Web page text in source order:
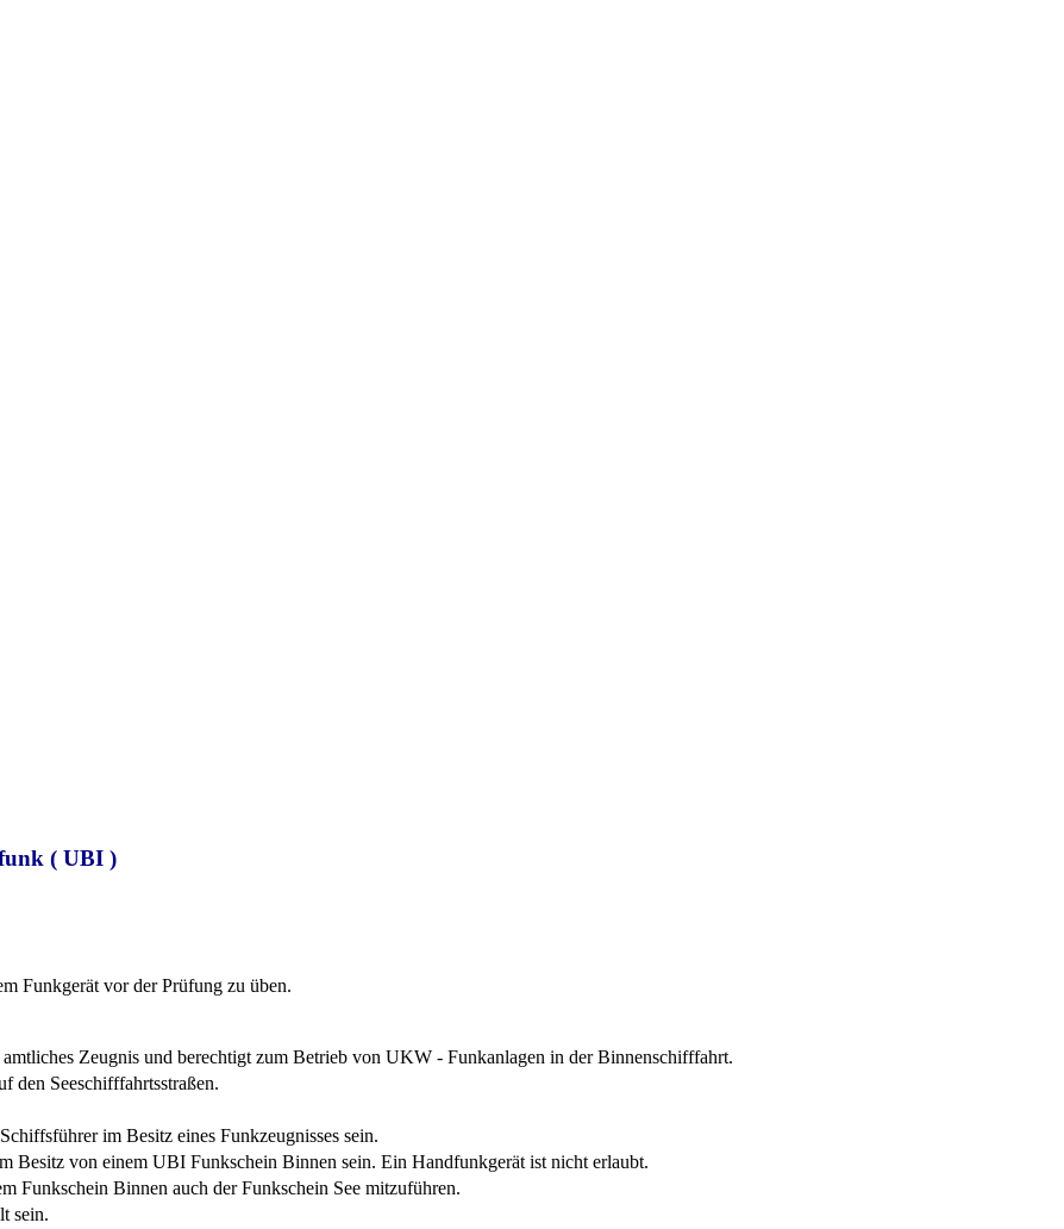
( UBI )
Funkgerät vor der Prüfung zu üben.
Zeugnis und berechtigt zum Betrieb von UKW - Funkanlagen in der Binnenschifffahrt.
den Seeschifffahrtsstraßen.
im Besitz eines Funkzeugnisses sein.
Besitz von einem UBI Funkschein Binnen sein. Ein Handfunkgerät ist nicht erlaubt.
Funkschein Binnen auch der Funkschein See mitzuführen.
sein.